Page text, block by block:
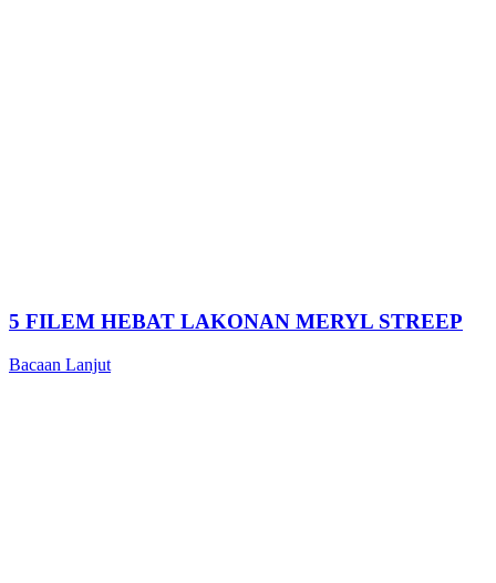
5 FILEM HEBAT LAKONAN MERYL STREEP
Bacaan Lanjut